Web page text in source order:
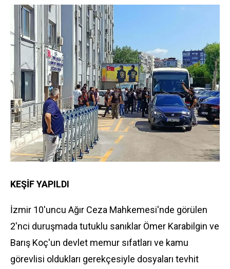
KEŞİF YAPILDI
İzmir 10'uncu Ağır Ceza Mahkemesi'nde görülen
2'nci duruşmada tutuklu sanıklar Ömer Karabilgin ve
Barış Koç'un devlet memur sıfatları ve kamu
görevlisi oldukları gerekçesiyle dosyaları tevhit